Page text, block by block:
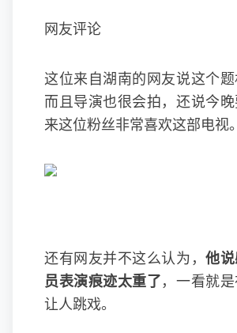
网友评论
这位来自湖南的网友说这个题
而且导演也很会拍，还说今
来这位粉丝非常喜欢这部电视。
还有网友并不这么认为，他
员表演痕迹太重了 ，一看就
让人跳戏。